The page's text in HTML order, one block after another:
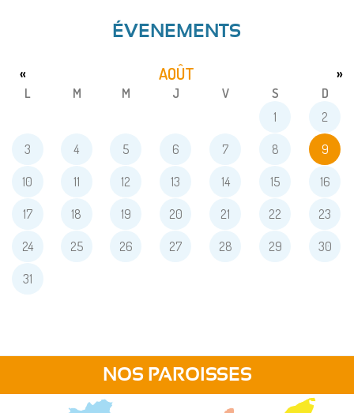
ÉVENEMENTS
AOÛT
« »
L M M J V S
D
1
2
3 4 5 6 7 8 9
10 11 12 13 14 15 16
17 18 19 20 21 22 23
24 25 26 27 28 29 30
31
NOS PAROISSES